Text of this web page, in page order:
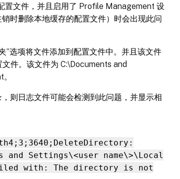
置文件，并且启用了 Profile Management 设
销时删除本地缓存的配置文件）时会出现此问
”选项将文件添加到配置文件中。并且该文件
件。该文件为 C:\Documents and
则日志文件可能会检测到此问题，并显示相
Settings\<user name\>\Local
with: The directory is not